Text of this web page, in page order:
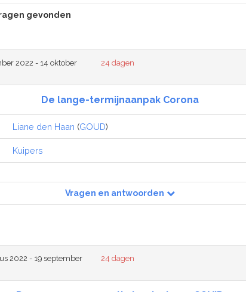
gevonden
2022 - 14 oktober
24 dagen
De lange-termijnaanpak Corona
Liane den Haan (GOUD)
Kuipers
Vragen en antwoorden
2022 - 19 september
24 dagen